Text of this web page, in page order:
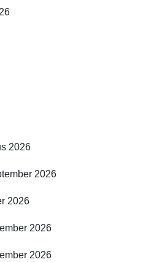
2026
2026
2026
2026
2026